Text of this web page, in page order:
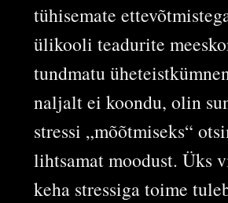
tühisemate
ülikooli teadurite
tundmatu
naljalt ei koondu, olin
stressi „mõõtmiseks“
lihtsamat moodust. Üks
keha stressiga toime